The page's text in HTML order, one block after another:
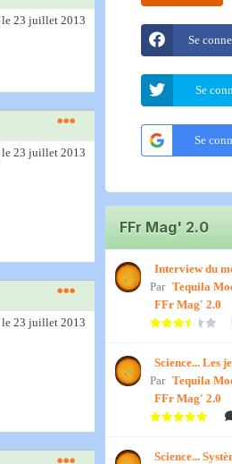
le 23 juillet 2013
le 23 juillet 2013
le 23 juillet 2013
Se
Se
Se
FFr Mag' 2.0
Interview du
par Titenath
Par Tequila
FFr Mag' 2.0
Science... Les
») par Jedino
Par Tequila
FFr Mag' 2.0
Science...